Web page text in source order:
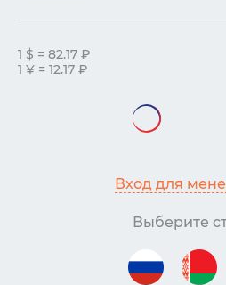
1 $ = 82.17 ₽
1 ¥ = 12.17 ₽
Вход для
Выберите